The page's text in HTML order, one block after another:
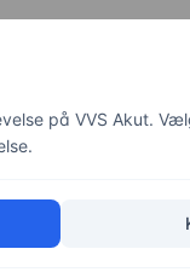
på VVS Akut.